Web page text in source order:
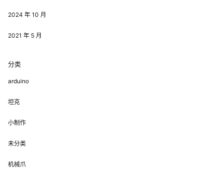
2024 年 10 月
2021 年 5 月
分类
arduino
坦克
小制作
未分类
机械爪